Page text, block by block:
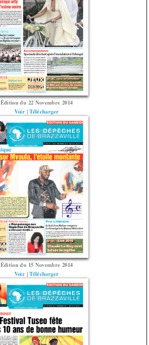
Édition du 22 Novembre 2014
Voir |Télécharger
Édition du 15 Novembre 2014
Voir |Télécharger